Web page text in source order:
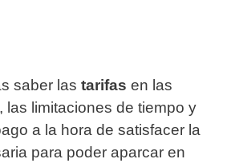
saber las tarifas en las
las limitaciones de tiempo y
a la hora de satisfacer la
para poder aparcar en